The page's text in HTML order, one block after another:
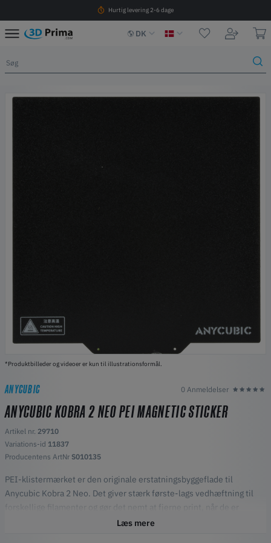
Hurtig levering 2-6 dage
DK
*Produktbilleder og videoer er kun til illustrationsformål.
ANYCUBIC 0 Anmeldelser
ANYCUBIC KOBRA 2 NEO PEI MAGNETIC STICKER
Artikel nr. 29710
Variations-id 11837
Producentens ArtNr S010135
PEI-klistermærket er den originale erstatningsbyggeflade til
Anycubic Kobra 2 Neo. Det giver stærk første-lags vedhæftning til
forskellige filamenter og gør det nemt at fjerne print, når de er
Læs mere